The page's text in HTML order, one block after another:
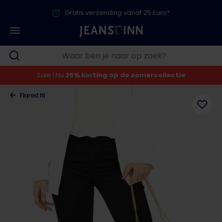
Gratis verzending vanaf 25 Euro*
Sale | Nu 25% korting op de zomercollectie
Flared fit